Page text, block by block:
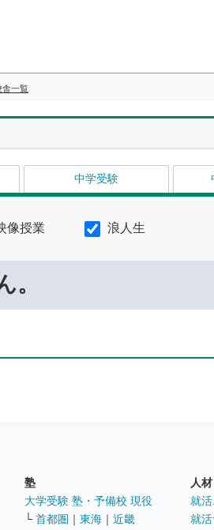
舎一覧
中学受験
像授業 浪人生
。
塾
大学受験 塾・予備校 現役
└ 首都圏 ｜ 東海 ｜ 近畿
人材
就
就活